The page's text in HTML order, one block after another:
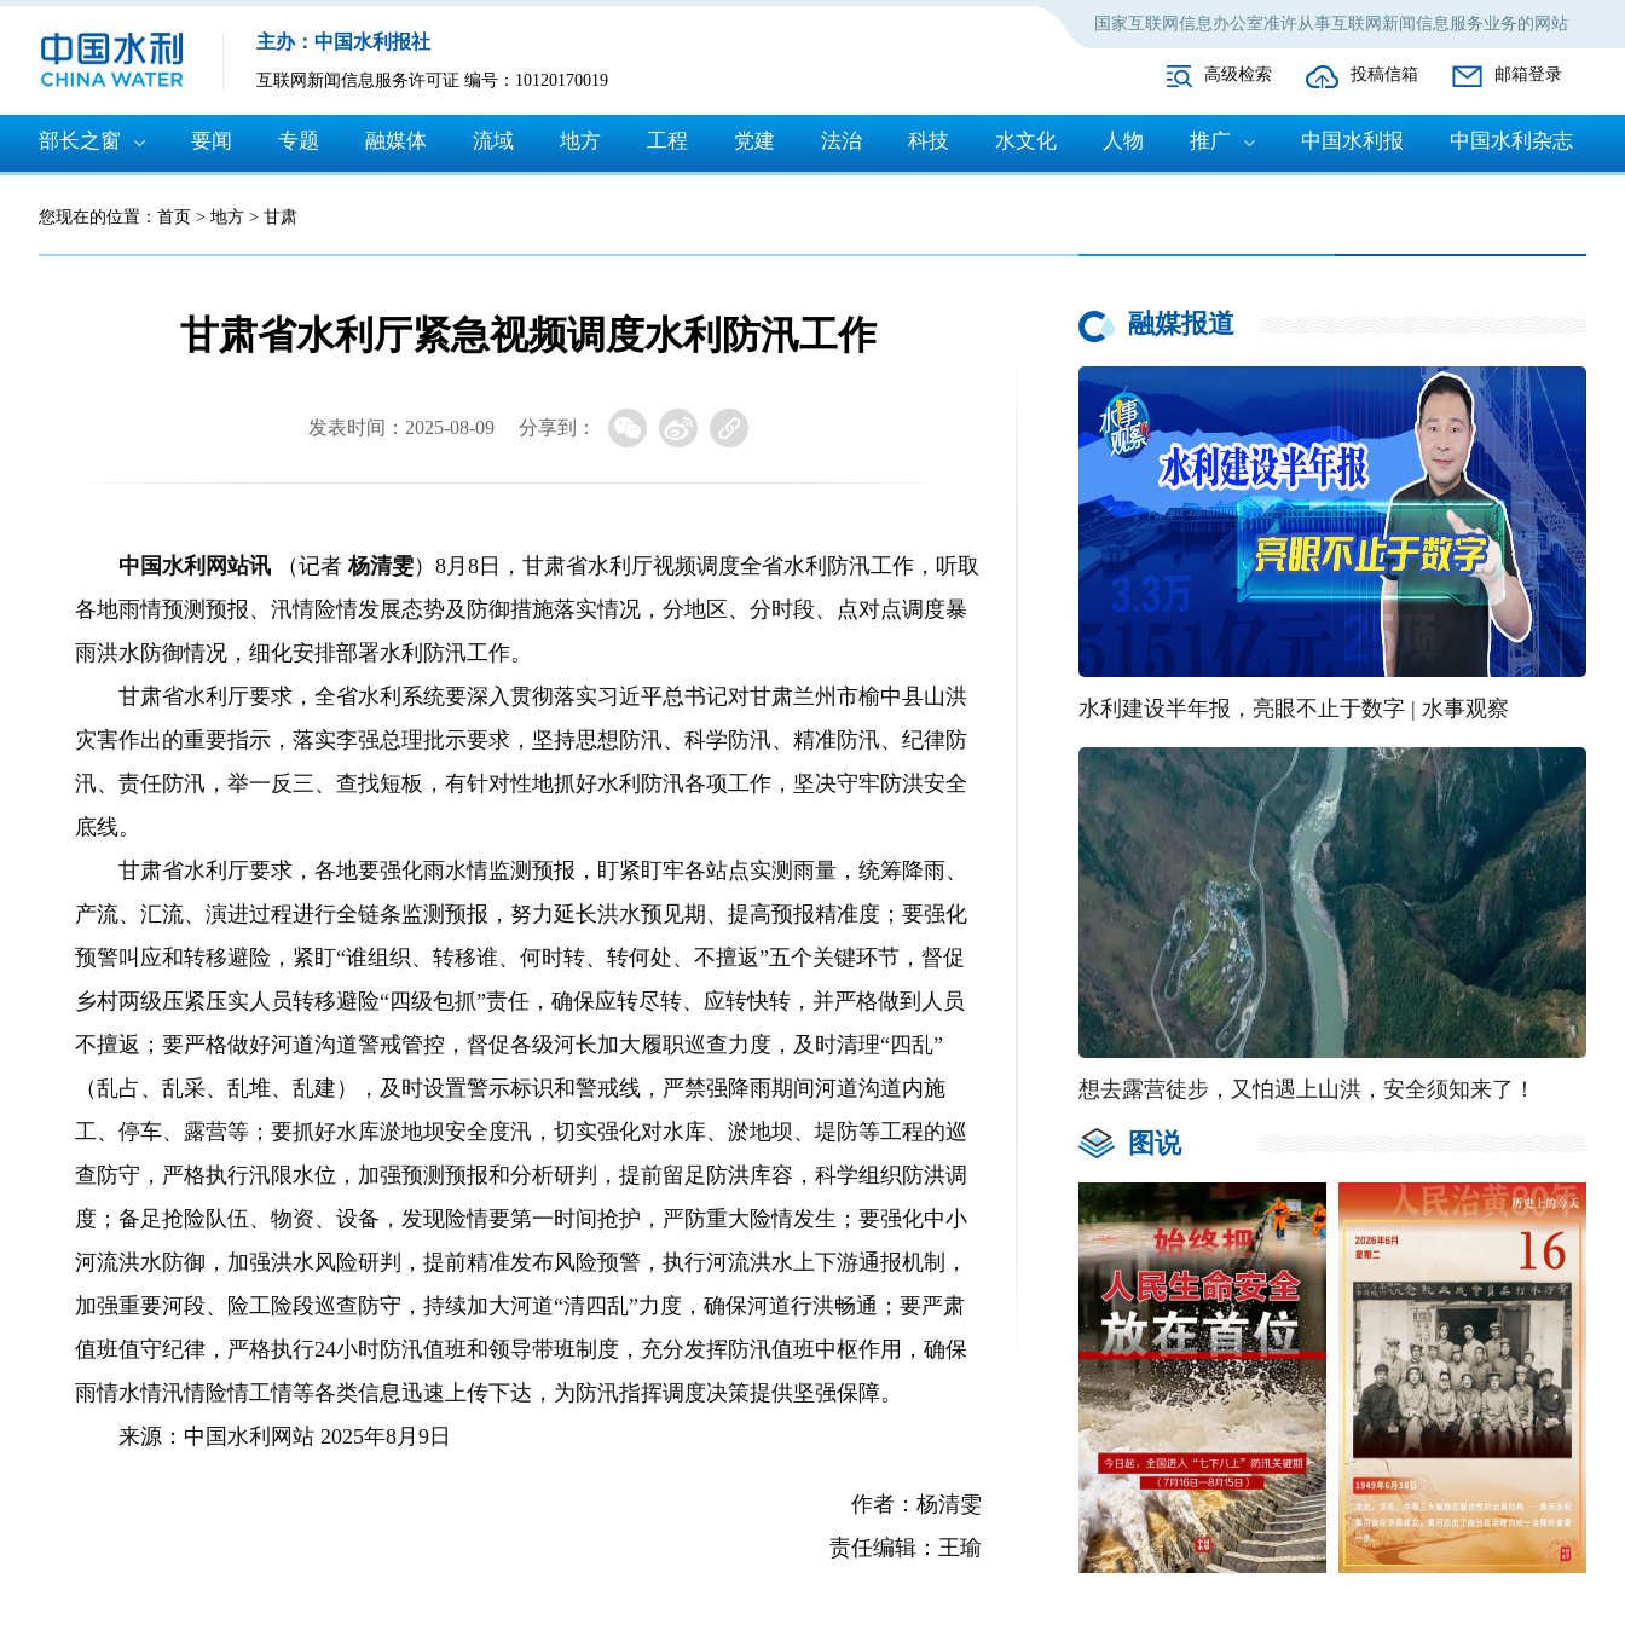
国家互联网信息办公室准许从事互联网新闻信息服务业务的网站
主办：中国水利报社
互联网新闻信息服务许可证 编号：10120170019 高级检索 投稿信箱 邮箱登录
部长之窗 要闻 专题 融媒体 流域 地方 工程 党建 法治 科技 水文化 人物 推广 中国水利报 中国水利杂志
您现在的位置： 首页 > 地方 > 甘肃
甘肃省水利厅紧急视频调度水利防汛工作
发表时间：2025-08-09 分享到：
中国水利网站讯 （记者 杨清雯） 8月8日，甘肃省水利厅视频调度全省水利防汛工作，听取
各地雨情预测预报、汛情险情发展态势及防御措施落实情况，分地区、分时段、点对点调度暴
雨洪水防御情况，细化安排部署水利防汛工作。
甘肃省水利厅要求，全省水利系统要深入贯彻落实习近平总书记对甘肃兰州市榆中县山洪
灾害作出的重要指示，落实李强总理批示要求， 坚持思想防汛、科学防汛、精准防汛、纪律防
汛、责任防汛，举一反三、查找短板，有针对性地抓好水利防汛各项工作，坚决守牢防洪安全
底线。
甘肃省水利厅要求，各地要强化雨水情监测预报，盯紧盯牢各站点实测雨量，统筹降雨、
产流、汇流、演进过程进行全链条监测预报，努力延长洪水预 见期、提高预报精准度；要强化
预警叫应和转移避险，紧盯“谁组织、转移谁、何时转、转何处、不擅返”五个关键环节，督促
乡村两级压紧压实人员转移避险“四级包抓”责任，确保应转尽转、应转快转，并严格做到人员
不擅返；要严格做好河道沟道警戒管控，督促各级河长加大履职巡查力度，及时清理“四乱”
（乱占、乱采、乱堆、乱建），及时设置警示标识和警戒线，严禁强降雨期间河道沟道内施
工、停车、露营等；要抓好水库淤地坝安全度汛，切实强化对水库、淤地坝、堤防等工程的巡
查防守，严格执行汛限水位，加强预测预报和分析研判，提前留足防洪库容，科学组织防洪调
度；备足抢险队伍、物资、设备，发现险情要第一时间抢护，严防重大险情发生；要强化中小
河流洪水防御，加强洪水风险研判，提前精准发布风险预警，执行河流洪水上下游通报机制，
加强重要河段、险工险段巡查防守，持续加大河道“清四乱”力度，确保河道行洪畅通；要严肃
值班值守纪律，严格执行24小时防汛值班和领导带班制度，充分发挥防汛值班中枢作用，确保
雨情水情汛情险情工情等各类信息迅速上传下达，为防汛指挥调度决策提供坚强保障。
来源：中国水利网站 2025年8月9日
作者：杨清雯
责任编辑：王瑜
融媒报道
水利建设半年报，亮眼不止于数字 | 水事观察
想去露营徒步，又怕遇上山洪，安全须知来了！
图说